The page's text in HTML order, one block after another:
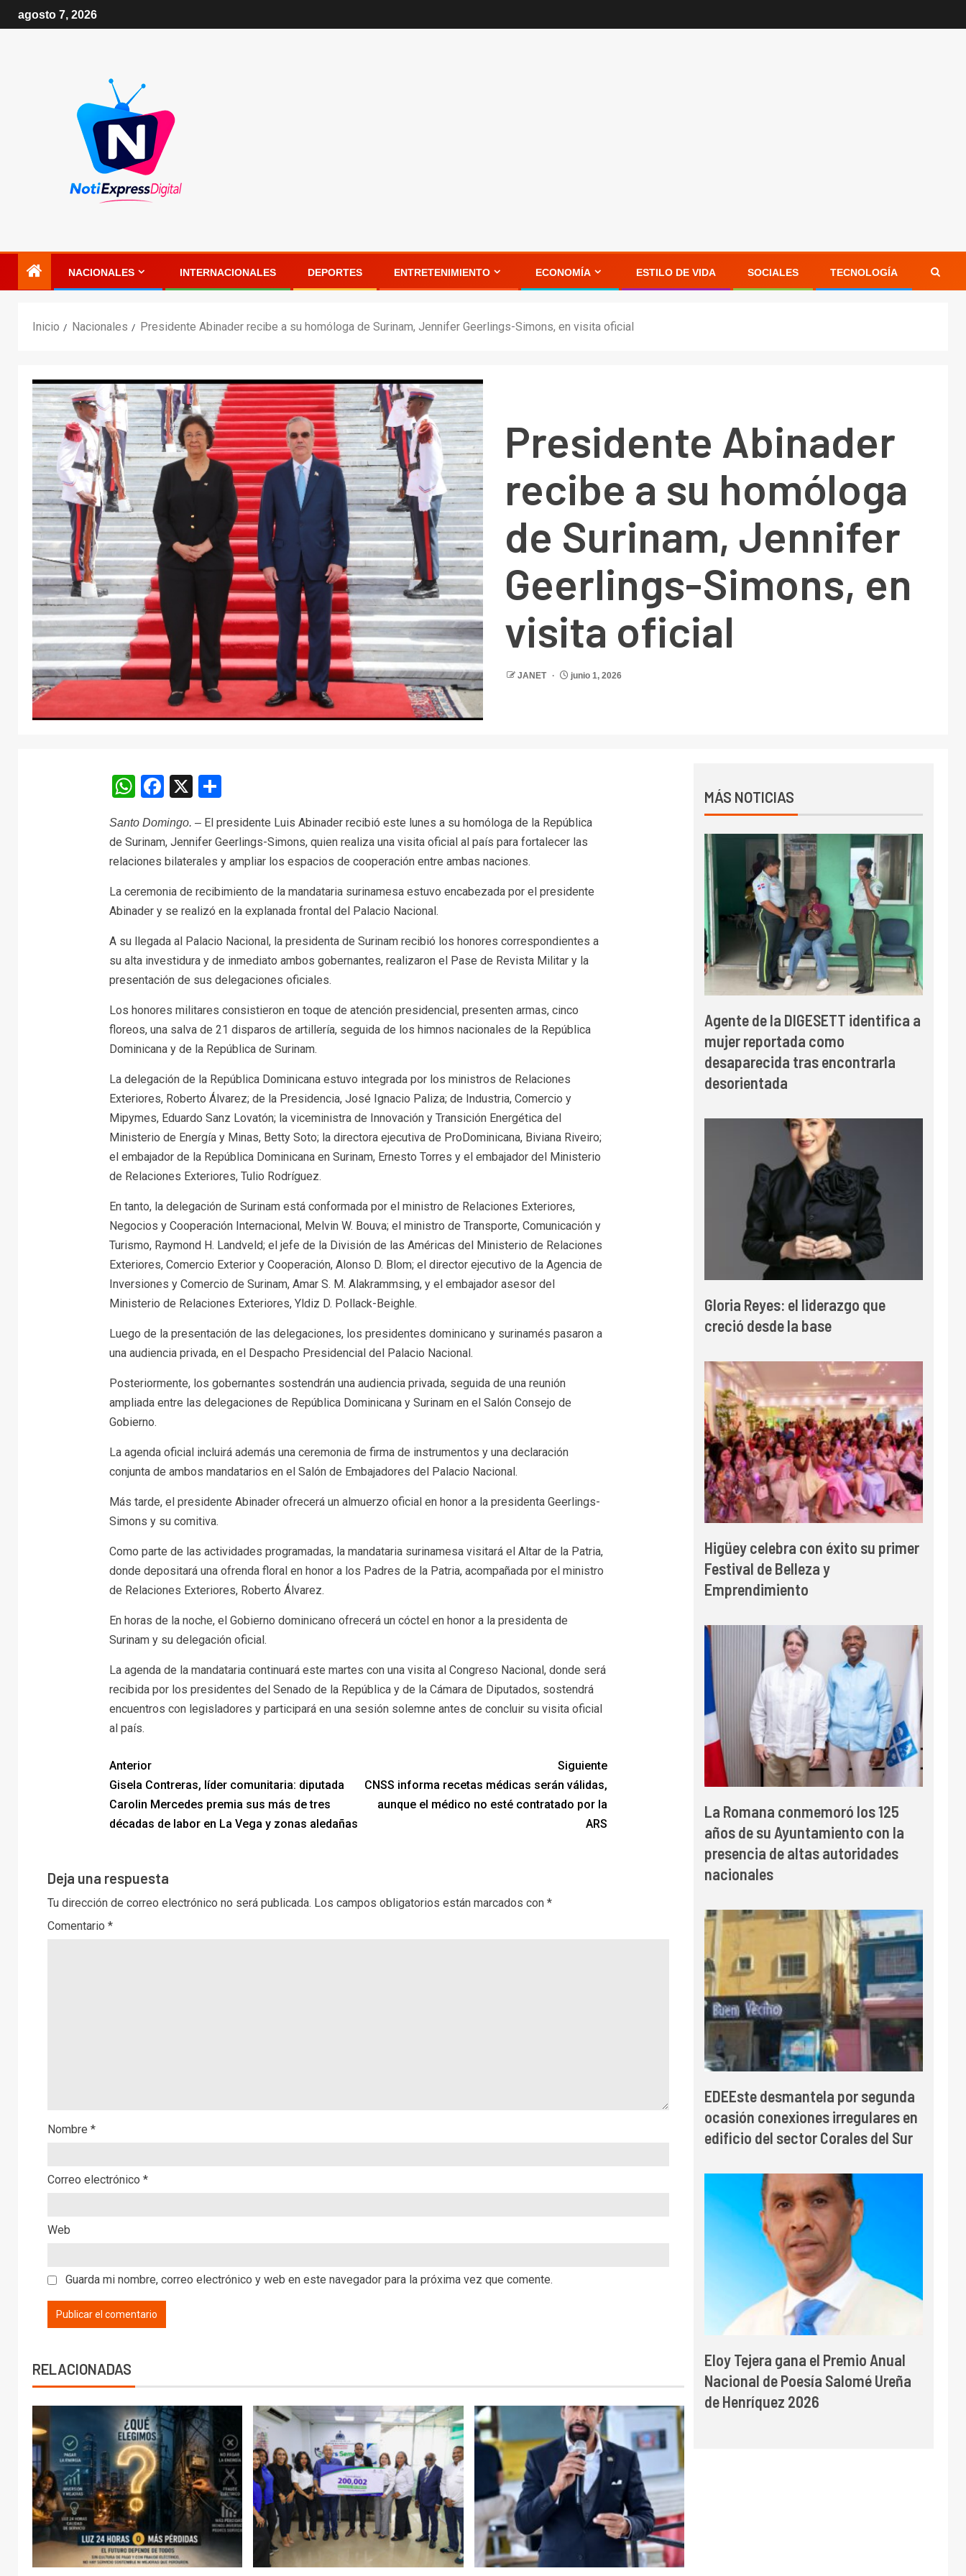
agosto 7, 2026
NACIONALES INTERNACIONALES DEPORTES ENTRETENIMIENTO ECONOMÍA ESTILO DE VIDA SOCIALES TECNOLOGÍA
Inicio Nacionales Presidente Abinader recibe a su homóloga de Surinam, Jennifer Geerlings-Simons, en visita oficial
Presidente Abinader
recibe a su homóloga
de Surinam, Jennifer
Geerlings-Simons, en
visita oficial
JANET junio 1, 2026
WhatsApp
Facebook
X Compartir
Santo Domingo. –El presidente Luis Abinader recibió este lunes a su homóloga de la República
de Surinam, Jennifer Geerlings-Simons, quien realiza una visita oficial al país para fortalecer las
relaciones bilaterales y ampliar los espacios de cooperación entre ambas naciones.
La ceremonia de recibimiento de la mandataria surinamesa estuvo encabezada por el presidente
Abinader y se realizó en la explanada frontal del Palacio Nacional.
A su llegada al Palacio Nacional, la presidenta de Surinam recibió los honores correspondientes a
su alta investidura y de inmediato ambos gobernantes, realizaron el Pase de Revista Militar y la
presentación de sus delegaciones oficiales.
Los honores militares consistieron en toque de atención presidencial, presenten armas, cinco
floreos, una salva de 21 disparos de artillería, seguida de los himnos nacionales de la República
Dominicana y de la República de Surinam.
La delegación de la República Dominicana estuvo integrada por los ministros de Relaciones
Exteriores, Roberto Álvarez; de la Presidencia, José Ignacio Paliza; de Industria, Comercio y
Mipymes, Eduardo Sanz Lovatón; la viceministra de Innovación y Transición Energética del
Ministerio de Energía y Minas, Betty Soto; la directora ejecutiva de ProDominicana, Biviana Riveiro;
el embajador de la República Dominicana en Surinam, Ernesto Torres y el embajador del Ministerio
de Relaciones Exteriores, Tulio Rodríguez.
En tanto, la delegación de Surinam está conformada por el ministro de Relaciones Exteriores,
Negocios y Cooperación Internacional, Melvin W. Bouva; el ministro de Transporte, Comunicación y
Turismo, Raymond H. Landveld; el jefe de la División de las Américas del Ministerio de Relaciones
Exteriores, Comercio Exterior y Cooperación, Alonso D. Blom; el director ejecutivo de la Agencia de
Inversiones y Comercio de Surinam, Amar S. M. Alakrammsing, y el embajador asesor del
Ministerio de Relaciones Exteriores, Yldiz D. Pollack-Beighle.
Luego de la presentación de las delegaciones, los presidentes dominicano y surinamés pasaron a
una audiencia privada, en el Despacho Presidencial del Palacio Nacional.
Posteriormente, los gobernantes sostendrán una audiencia privada, seguida de una reunión
ampliada entre las delegaciones de República Dominicana y Surinam en el Salón Consejo de
Gobierno.
La agenda oficial incluirá además una ceremonia de firma de instrumentos y una declaración
conjunta de ambos mandatarios en el Salón de Embajadores del Palacio Nacional.
Más tarde, el presidente Abinader ofrecerá un almuerzo oficial en honor a la presidenta Geerlings-
Simons y su comitiva.
Como parte de las actividades programadas, la mandataria surinamesa visitará el Altar de la Patria,
donde depositará una ofrenda floral en honor a los Padres de la Patria, acompañada por el ministro
de Relaciones Exteriores, Roberto Álvarez.
En horas de la noche, el Gobierno dominicano ofrecerá un cóctel en honor a la presidenta de
Surinam y su delegación oficial.
La agenda de la mandataria continuará este martes con una visita al Congreso Nacional, donde será
recibida por los presidentes del Senado de la República y de la Cámara de Diputados, sostendrá
encuentros con legisladores y participará en una sesión solemne antes de concluir su visita oficial
al país.
Anterior
Gisela Contreras, líder comunitaria: diputada
Carolin Mercedes premia sus más de tres
décadas de labor en La Vega y zonas aledañas
Siguiente
CNSS informa recetas médicas serán válidas,
aunque el médico no esté contratado por la
ARS
Deja una respuesta
Tu dirección de correo electrónico no será publicada. Los campos obligatorios están marcados con *
Comentario *
Nombre *
Correo electrónico *
Web
Guarda mi nombre, correo electrónico y web en este navegador para la próxima vez que comente.
RELACIONADAS
MÁS NOTICIAS
Agente de la DIGESETT identifica a
mujer reportada como
desaparecida tras encontrarla
desorientada
Gloria Reyes: el liderazgo que
creció desde la base
Higüey celebra con éxito su primer
Festival de Belleza y
Emprendimiento
La Romana conmemoró los 125
años de su Ayuntamiento con la
presencia de altas autoridades
nacionales
EDEEste desmantela por segunda
ocasión conexiones irregulares en
edificio del sector Corales del Sur
Eloy Tejera gana el Premio Anual
Nacional de Poesía Salomé Ureña
de Henríquez 2026